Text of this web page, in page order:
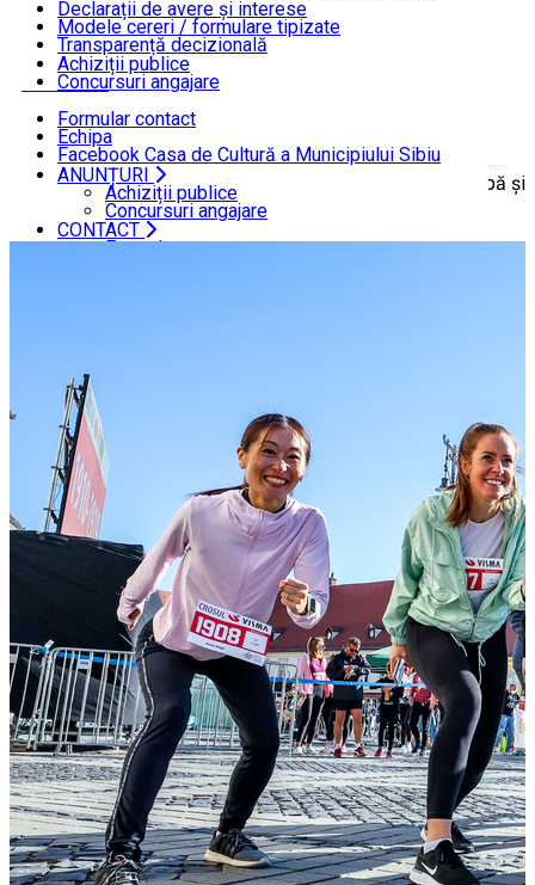
ANUNȚURI
CONTACT
Funcționare
Declarații de avere și interese
Modele cereri / formulare tipizate
Transparență decizională
Achiziții publice
Concursuri angajare
Formular contact
Echipa
Facebook Casa de Cultură a Municipiului Sibiu
Facebook Teatrul de Balet Sibiu
Instagram Teatrul de Balet Sibiu
YouTube Teatrul de Balet Sibiu
ANUNȚURI
Achiziții publice
Concursuri angajare
CONTACT
Formular contact
Acasă ȘTIRI
Echipa Teatrului de Balet Sibiu participă și
în acest an la Maratonul Internațional Sibiu.